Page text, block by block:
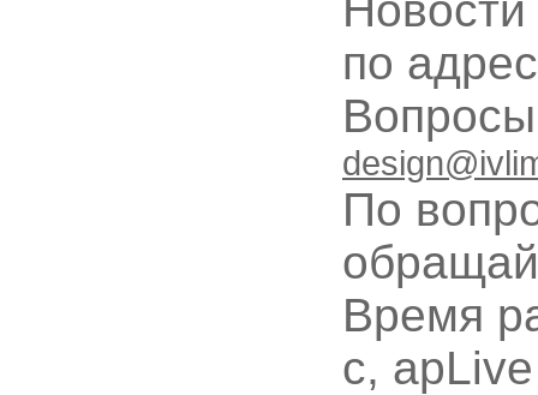
по
По
Время
с,